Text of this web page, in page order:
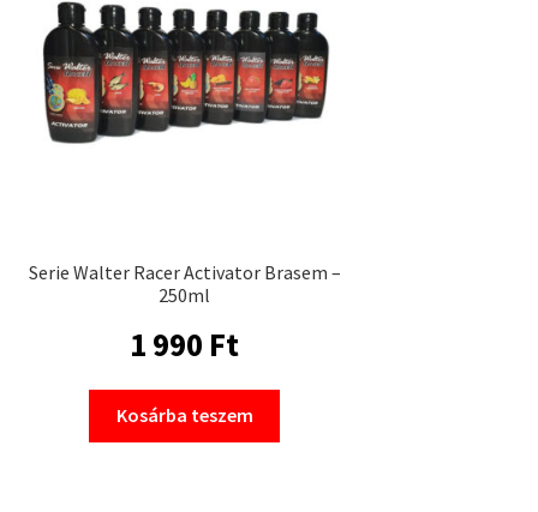
Serie Walter Racer Activator Brasem –
250ml
1 990 Ft
Kosárba teszem